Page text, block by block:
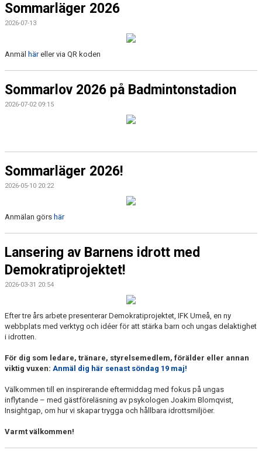
ÅRSHJUL
Sommarläger 2026
2026-07-13
Anmäl häreller via QR koden
Sommarlov 2026 på Badmintonstadion
2026-07-02 09:15
Sommarläger 2026!
2026-05-10 20:22
Anmälan görs här
Lansering av Barnens idrott med
Demokratiprojektet!
2026-03-31 20:54
Efter tre års arbete presenterar Demokratiprojektet, IFK Umeå, en ny
webbplats med verktyg och idéer för att stärka barn och ungas delaktighet
i idrotten.
För dig som ledare, tränare, styrelsemedlem, förälder eller annan
viktig vuxen: Anmäl dig här senast söndag 19 maj!
Välkommen till en inspirerande eftermiddag med fokus på ungas
inflytande – med gästföreläsning av psykologen Joakim Blomqvist,
Insightgap, om hur vi skapar trygga och hållbara idrottsmiljöer.
Varmt välkommen!